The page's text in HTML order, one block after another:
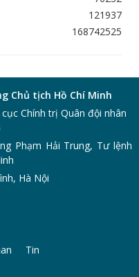
121937
168742525
Chủ tịch Hồ Chí Minh
Chính trị Quân đội nhân
Phạm Hải Trung, Tư lệnh
Hà Nội